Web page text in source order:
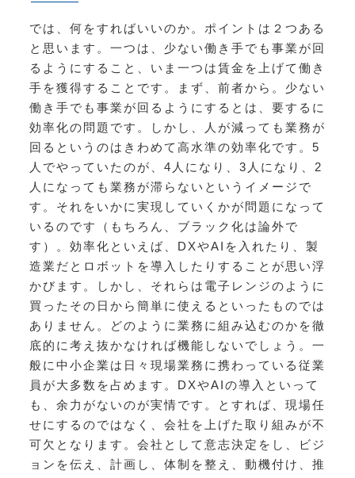
では、何をすればいいのか。ポイントは２つある
と思います。一つは、少ない働き手でも事業が回
るようにすること、いま一つは賃金を上げて働き
手を獲得することです。まず、前者から。少ない
働き手でも事業が回るようにするとは、要するに
効率化の問題です。しかし、人が減っても業務が
回るというのはきわめて高水準の効率化です。5
人でやっていたのが、4人になり、3人になり、2
人になっても業務が滞らないというイメージで
す。それをいかに実現していくかが問題になって
いるのです（もちろん、ブラック化は論外で
す）。効率化といえば、DXやAIを入れたり、製
造業だとロボットを導入したりすることが思い浮
かびます。しかし、それらは電子レンジのように
買ったその日から簡単に使えるといったものでは
ありません。どのように業務に組み込むのかを徹
底的に考え抜かなければ機能しないでしょう。一
般に中小企業は日々現場業務に携わっている従業
員が大多数を占めます。DXやAIの導入といって
も、余力がないのが実情です。とすれば、現場任
せにするのではなく、会社を上げた取り組みが不
可欠となります。会社として意志決定をし、ビジ
ョンを伝え、計画し、体制を整え、動機付け、推